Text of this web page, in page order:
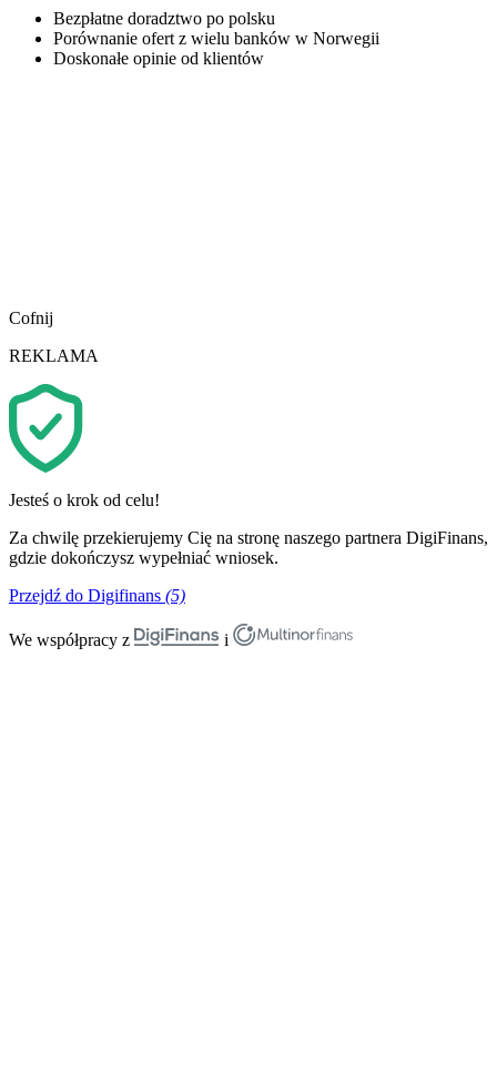
Bezpłatne doradztwo po polsku
Porównanie ofert z wielu banków w Norwegii
Doskonałe opinie od klientów
Cofnij
REKLAMA
Jesteś o krok od celu!
Za chwilę przekierujemy Cię na stronę naszego partnera DigiFinans,
gdzie dokończysz wypełniać wniosek.
Przejdź do Digifinans (5)
We współpracy z i